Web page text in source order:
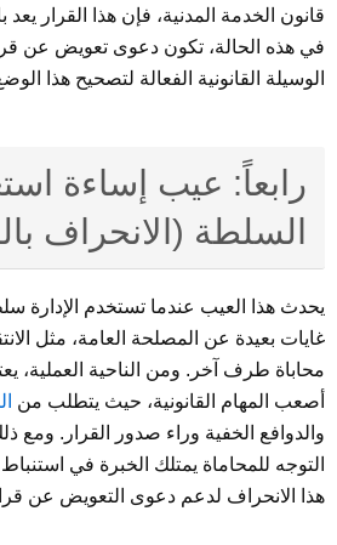
قانون الخدمة المدنية، فإن هذا القرار يعد
في هذه الحالة، تكون دعوى تعويض عن
الوسيلة القانونية الفعالة لتصحيح هذا
رابعاً: عيب إساءة
السلطة (الانحراف
يحدث هذا العيب عندما تستخدم الإدارة
غايات بعيدة عن المصلحة العامة، مثل
محاباة طرف آخر. ومن الناحية العملية،
أصعب المهام القانونية، حيث يتطلب من
والدوافع الخفية وراء صدور القرار. ومع
التوجه للمحاماة يمتلك الخبرة في استنباط
هذا الانحراف لدعم دعوى التعويض عن